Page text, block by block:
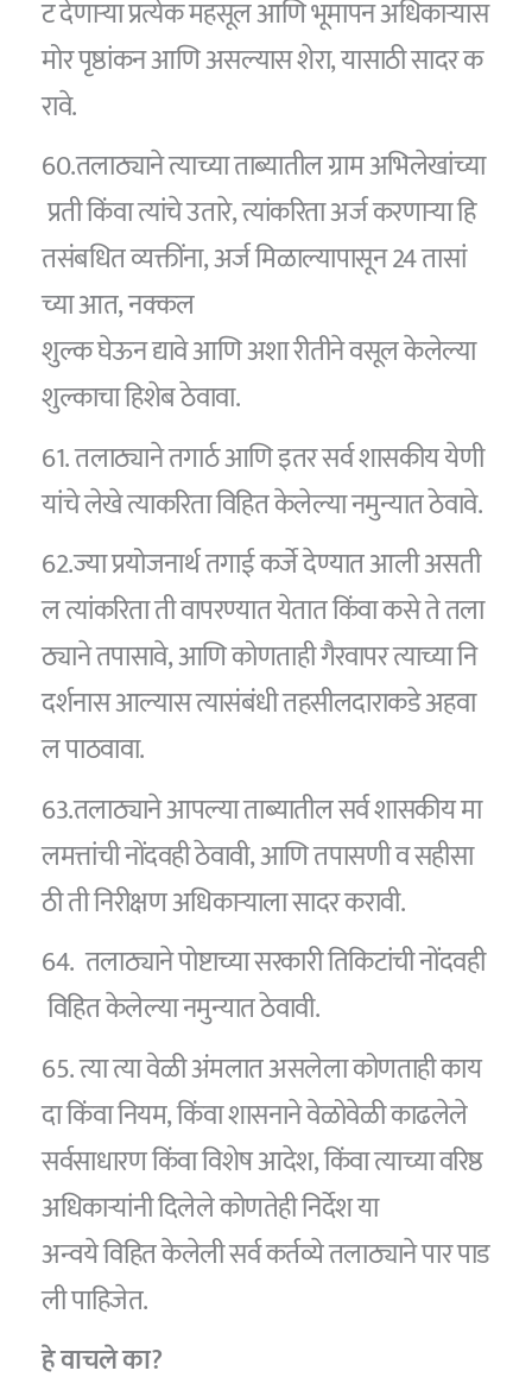
ट देणाऱ्या प्रत्येक महसूल आणि भूमापन अधिकाऱ्यास
मोर पृष्ठांकन आणि असल्यास शेरा, यासाठी सादर क
रावे.
60.तलाठ्याने त्याच्या ताब्यातील ग्राम अभिलेखांच्या
प्रती किंवा त्यांचे उतारे, त्यांकरिता अर्ज करणाऱ्या हि
तसंबधित व्यक्तींना, अर्ज मिळाल्यापासून 24 तासां
च्या आत, नक्कल
शुल्क घेऊन द्यावे आणि अशा रीतीने वसूल केलेल्या
शुल्काचा हिशेब ठेवावा.
61. तलाठ्याने तगार्ठ आणि इतर सर्व शासकीय येणी
यांचे लेखे त्याकरिता विहित केलेल्या नमुन्यात ठेवावे.
62.ज्या प्रयोजनार्थ तगाई कर्जे देण्यात आली असती
ल त्यांकरिता ती वापरण्यात येतात किंवा कसे ते तला
ठ्याने तपासावे, आणि कोणताही गैरवापर त्याच्या नि
दर्शनास आल्यास त्यासंबंधी तहसीलदाराकडे अहवा
ल पाठवावा.
63.तलाठ्याने आपल्या ताब्यातील सर्व शासकीय मा
लमत्तांची नोंदवही ठेवावी, आणि तपासणी व सहीसा
ठी ती निरीक्षण अधिकाऱ्याला सादर करावी.
64. तलाठ्याने पोष्टाच्या सरकारी तिकिटांची नोंदवही
विहित केलेल्या नमुन्यात ठेवावी.
65. त्या त्या वेळी अंमलात असलेला कोणताही काय
दा किंवा नियम, किंवा शासनाने वेळोवेळी काढलेले
सर्वसाधारण किंवा विशेष आदेश, किंवा त्याच्या वरिष्ठ
अधिकार्‍यांनी दिलेले कोणतेही निर्देश या
अन्वये विहित केलेली सर्व कर्तव्ये तलाठ्याने पार पाड
ली पाहिजेत.
हे वाचले का?